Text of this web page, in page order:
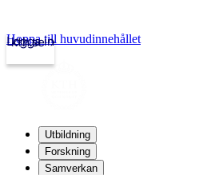
kth.se
Logga in
Hoppa till huvudinnehållet
Utbildning
Forskning
Samverkan